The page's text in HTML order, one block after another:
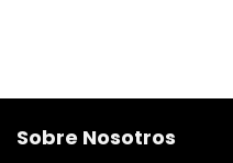
Sobre Nosotros